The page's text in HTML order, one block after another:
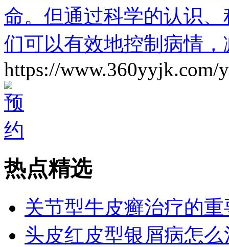
命。但通过科学的认识
们可以有效地控制病情
https://www.360yyjk.com/
热点精选
关节型牛皮癣治疗的
头皮红皮型银屑病怎么